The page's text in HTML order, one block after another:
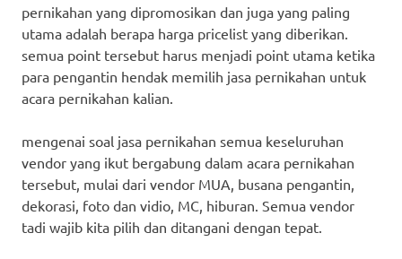
pernikahan yang dipromosikan dan juga yang paling
utama adalah berapa harga pricelist yang diberikan.
semua point tersebut harus menjadi point utama ketika
para pengantin hendak memilih jasa pernikahan untuk
acara pernikahan kalian.
mengenai soal jasa pernikahan semua keseluruhan
vendor yang ikut bergabung dalam acara pernikahan
tersebut, mulai dari vendor MUA, busana pengantin,
dekorasi, foto dan vidio, MC, hiburan. Semua vendor
tadi wajib kita pilih dan ditangani dengan tepat.